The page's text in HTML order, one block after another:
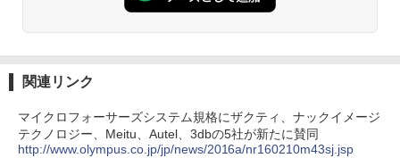
関連リンク
マイクロフォーサーズシステム規格にザクティ、ナックイメージ
テクノロジー、Meitu、Autel、3dbの5社が新たに賛同
http://www.olympus.co.jp/jp/news/2016a/nr160210m43sj.jsp